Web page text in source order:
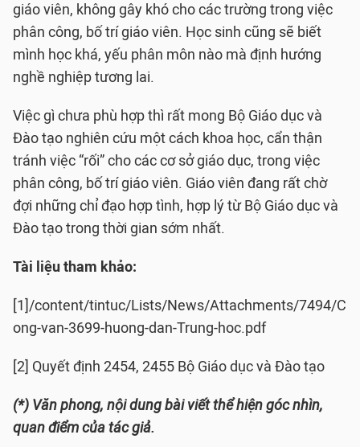
giáo viên, không gây khó cho các trường trong việc
phân công, bố trí giáo viên. Học sinh cũng sẽ biết
mình học khá, yếu phân môn nào mà định hướng
nghề nghiệp tương lai.
Việc gì chưa phù hợp thì rất mong Bộ Giáo dục và
Đào tạo nghiên cứu một cách khoa học, cẩn thận
tránh việc “rối” cho các cơ sở giáo dục, trong việc
phân công, bố trí giáo viên. Giáo viên đang rất chờ
đợi những chỉ đạo hợp tình, hợp lý từ Bộ Giáo dục và
Đào tạo trong thời gian sớm nhất.
Tài liệu tham khảo:
[1]/content/tintuc/Lists/News/Attachments/7494/C
ong-van-3699-huong-dan-Trung-hoc.pdf
[2] Quyết định 2454, 2455 Bộ Giáo dục và Đào tạo
(*) Văn phong, nội dung bài viết thể hiện góc nhìn,
quan điểm của tác giả.